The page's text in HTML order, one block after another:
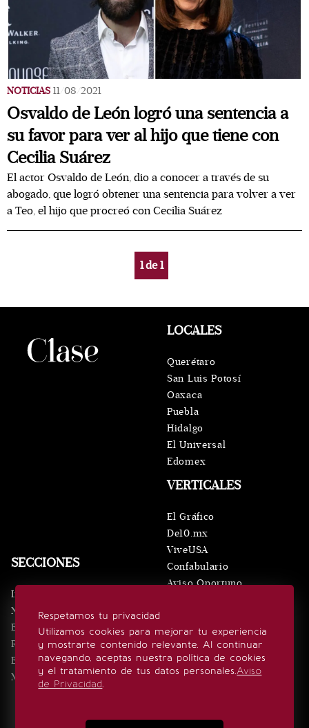
NOTICIAS 11/08/2021
Osvaldo de León logró una sentencia a
su favor para ver al hijo que tiene con
Cecilia Suárez
El actor Osvaldo de León, dio a conocer a través de su
abogado, que logró obtener una sentencia para volver a ver
a Teo, el hijo que procreó con Cecilia Suárez
1de1
Respetamos tu privacidad
Utilizamos cookies para mejorar tu experiencia
y mostrarte contenido relevante. Al continuar
navegando, aceptas nuestra política de cookies
y el tratamiento de tus datos personales.Aviso
de Privacidad.
SECCIONES
Inicio
Noticias
Eventos
Realeza
Estilo de vida
Minuto x Minuto
VERTICALES
El Gráfico
De10.mx
ViveUSA
Confabulario
Aviso Oportuno
LOCALES
Querétaro
San Luis Potosí
Oaxaca
Puebla
Hidalgo
El Universal
Edomex
SÍGUENOS